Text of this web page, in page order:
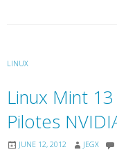
LINUX
Linux Mint
Pilotes
JUNE 12, 2012 JEGX